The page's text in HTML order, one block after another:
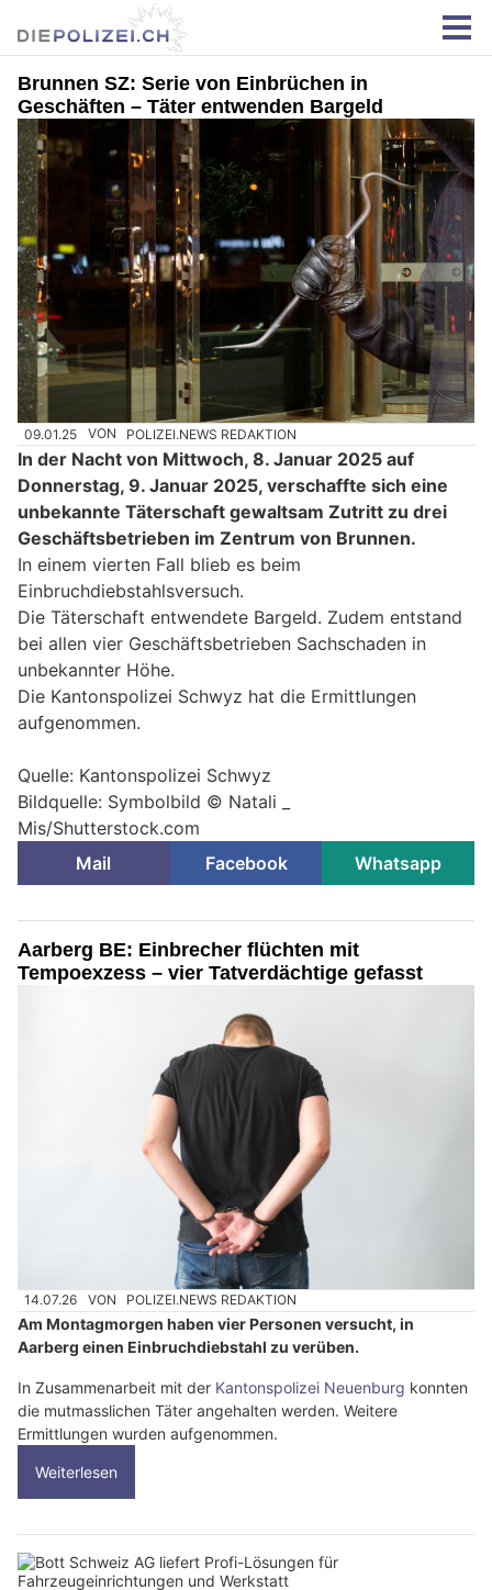
Brunnen SZ: Serie von Einbrüchen in
Geschäften – Täter entwenden Bargeld
09.01.25 VON POLIZEI.NEWS REDAKTION
In der Nacht von Mittwoch, 8. Januar 2025 auf
Donnerstag, 9. Januar 2025, verschaffte sich eine
unbekannte Täterschaft gewaltsam Zutritt zu drei
Geschäftsbetrieben im Zentrum von Brunnen.
In einem vierten Fall blieb es beim
Einbruchdiebstahlsversuch.
Die Täterschaft entwendete Bargeld. Zudem entstand
bei allen vier Geschäftsbetrieben Sachschaden in
unbekannter Höhe.
Die Kantonspolizei Schwyz hat die Ermittlungen
aufgenommen.
Quelle: Kantonspolizei Schwyz
Bildquelle: Symbolbild © Natali _
Mis/Shutterstock.com
Mail
Facebook Whatsapp
Aarberg BE: Einbrecher flüchten mit
Tempoexzess – vier Tatverdächtige gefasst
14.07.26 VON POLIZEI.NEWS REDAKTION
Am Montagmorgen haben vier Personen versucht, in
Aarberg einen Einbruchdiebstahl zu verüben.
In Zusammenarbeit mit der Kantonspolizei Neuenburg konnten
die mutmasslichen Täter angehalten werden. Weitere
Ermittlungen wurden aufgenommen.
Weiterlesen